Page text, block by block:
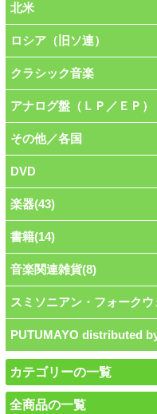
北米
ロシア（旧ソ連）
クラシック音楽
アナログ盤（ＬＰ／ＥＰ）
その他／各国
DVD
楽器(43)
書籍(14)
音楽関連雑貨(8)
スミソニアン・フォークウ
PUTUMAYO distributed
カテゴリーの一覧
全商品の一覧